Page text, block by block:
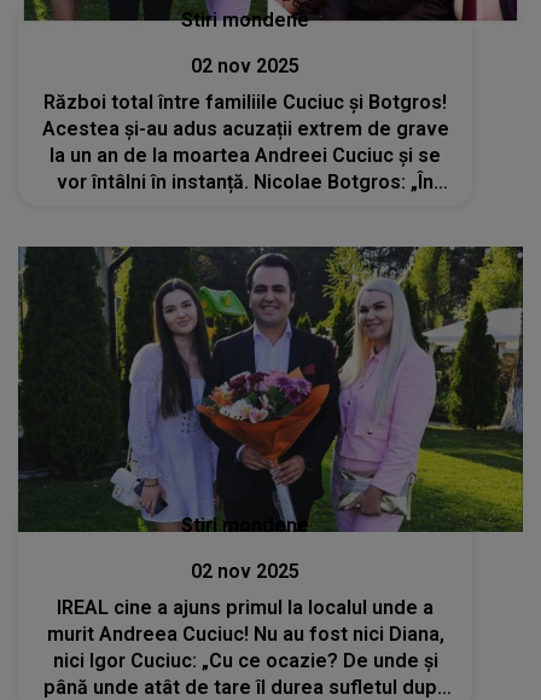
Stiri mondene
02 nov 2025
Război total între familiile Cuciuc și Botgros!
Acestea și-au adus acuzații extrem de grave
la un an de la moartea Andreei Cuciuc și se
vor întâlni în instanță. Nicolae Botgros: „În
Stiri mondene
02 nov 2025
IREAL cine a ajuns primul la localul unde a
murit Andreea Cuciuc! Nu au fost nici Diana,
nici Igor Cuciuc: „Cu ce ocazie? De unde și
până unde atât de tare îl durea sufletul după